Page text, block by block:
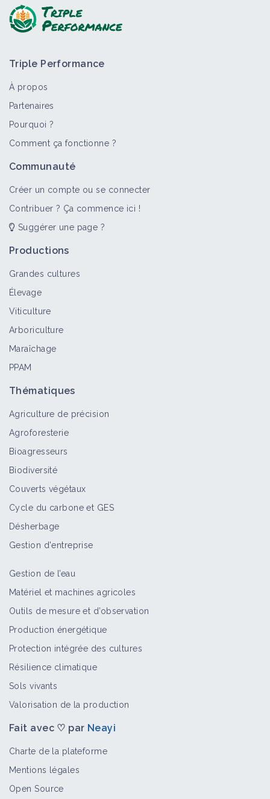
Triple Performance
À propos
Partenaires
Pourquoi ?
Comment ça fonctionne ?
Communauté
Créer un compte ou se connecter
Contribuer ? Ça commence ici !
Suggérer une page ?
Productions
Grandes cultures
Élevage
Viticulture
Arboriculture
Maraîchage
PPAM
Thématiques
Agriculture de précision
Agroforesterie
Bioagresseurs
Biodiversité
Couverts végétaux
Cycle du carbone et GES
Désherbage
Gestion d'entreprise
Gestion de l’eau
Matériel et machines agricoles
Outils de mesure et d’observation
Production énergétique
Protection intégrée des cultures
Résilience climatique
Sols vivants
Valorisation de la production
Fait avec ♡ par Neayi
Charte de la plateforme
Mentions légales
Open Source